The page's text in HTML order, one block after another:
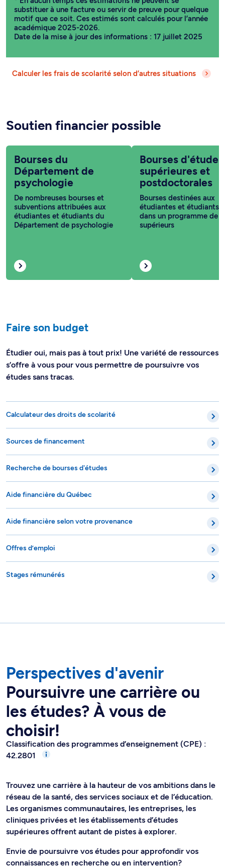
substituer à une facture ou servir de preuve pour quelque
motif que ce soit. Ces estimés sont calculés pour l’année
académique 2025-2026.
Date de la mise à jour des informations : 17 juillet 2025
Calculer les frais de scolarité selon d’autres situations
Soutien financier possible
Bourses du
Département de
psychologie
De nombreuses bourses et
subventions attribuées aux
étudiantes et étudiants du
Département de psychologie
Bourses d'études
supérieures et
postdoctorales
Bourses destinées aux
étudiantes et étudiants
dans un programme de
supérieurs
Faire son budget
Étudier oui, mais pas à tout prix! Une variété de ressources
s’offre à vous pour vous permettre de poursuivre vos
études sans tracas.
Calculateur des droits de scolarité
Sources de financement
Recherche de bourses d'études
Aide financière du Québec
Aide financière selon votre provenance
Offres d’emploi
Stages rémunérés
Perspectives d'avenir
Poursuivre une carrière ou
les études? À vous de
choisir!
Classification des programmes d’enseignement (CPE) :
42.2801
Trouvez une carrière à la hauteur de vos ambitions dans le
réseau de la santé, des services sociaux et de l’éducation.
Les organismes communautaires, les entreprises, les
cliniques privées et les établissements d’études
supérieures offrent autant de pistes à explorer.
Envie de poursuivre vos études pour approfondir vos
connaissances en recherche ou en intervention?